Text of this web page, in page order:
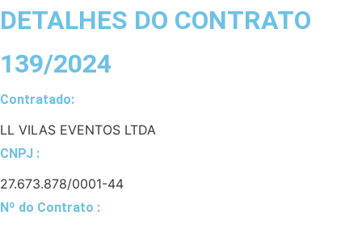
DETALHES DO CONTRATO​
139/2024
Contratado:
LL VILAS EVENTOS LTDA
CNPJ :
27.673.878/0001-44
Nº do Contrato :